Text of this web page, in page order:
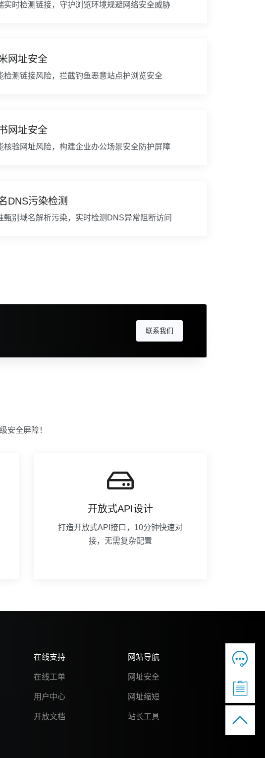
实时检测链接，守护浏览环境规避网络安全威胁
网址安全
检测链接风险，拦截钓鱼恶意站点护浏览安全
书网址安全
核验网址风险，构建企业办公场景安全防护屏障
DNS污染检测
甄别域名解析污染，实时检测DNS异常阻断访问
联系我们
安全屏障！
开放式API设计
打造开放式API接口，10分钟快速对
接，无需复杂配置
在线支持
在线工单
用户中心
开放文档
网站导航
网址安全
网址缩短
站长工具


